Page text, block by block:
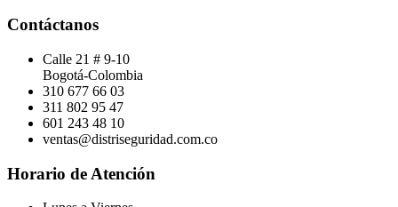
Contáctanos
Calle 21 # 9-10
Bogotá-Colombia
310 677 66 03
311 802 95 47
601 243 48 10
ventas@distriseguridad.com.co
Horario de Atención